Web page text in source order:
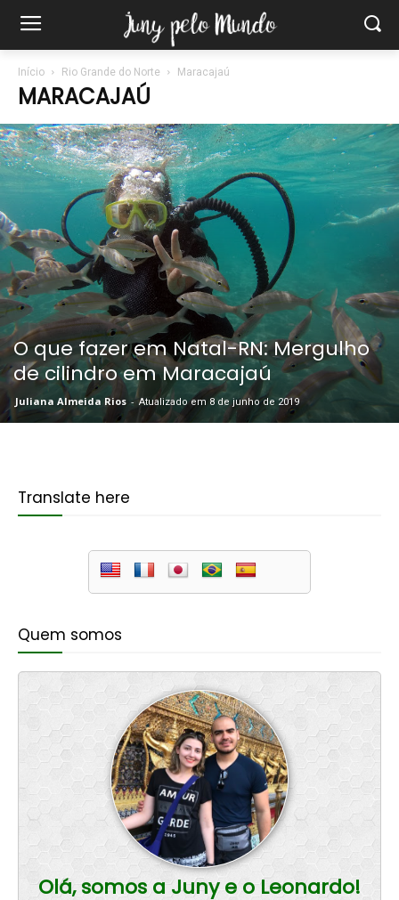
Início Rio Grande do Norte Maracajaú
MARACAJAÚ
O que fazer em Natal-RN: Mergulho
de cilindro em Maracajaú
Juliana Almeida Rios - Atualizado em 8 de junho de 2019
Translate here
Quem somos
Olá, somos a Juny e o Leonardo!